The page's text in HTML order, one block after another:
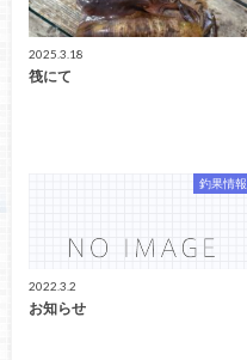
2025.3.18
筏にて
釣果情報
2022.3.2
お知らせ